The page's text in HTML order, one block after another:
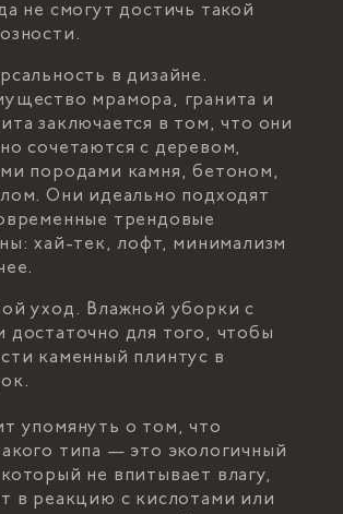
не смогут достичь такой
в дизайне.
мрамора, гранита и
заключается в том, что они
сочетаются с деревом,
породами камня, бетоном,
Они идеально подходят
трендовые
хай-тек, лофт, минимализм
уход. Влажной уборки с
достаточно для того, чтобы
каменный плинтус в
упомянуть о том, что
типа — это экологичный
не впитывает влагу,
в реакцию с кислотами или